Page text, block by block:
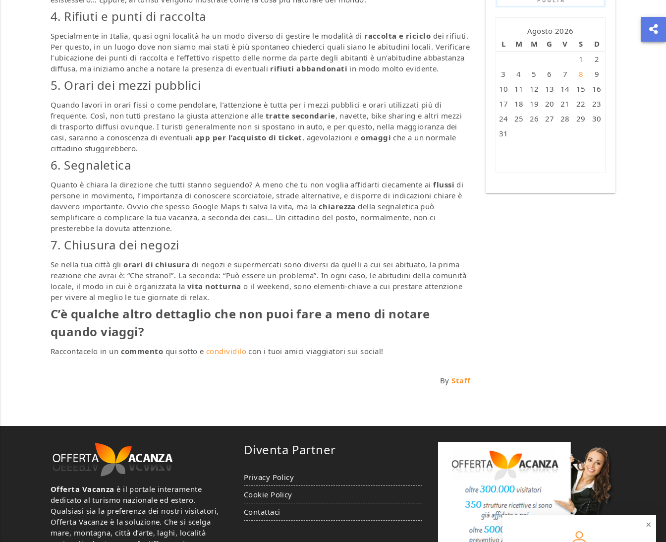
4. Rifiuti e punti di raccolta
Specialmente in Italia, quasi ogni località ha un modo diverso di gestire le modalità di raccolta e riciclo dei rifiuti.
Per questo, in un luogo dove non siamo mai stati è più spontaneo chiederci quali siano le abitudini locali. Verificare
l’ubicazione dei punti di raccolta e l’effettivo rispetto delle norme da parte degli abitanti è un’abitudine abbastanza
diffusa, ma iniziamo anche a notare la presenza di eventuali rifiuti abbandonati in modo molto evidente.
5. Orari dei mezzi pubblici
Quando lavori in orari fissi o come pendolare, l’attenzione è tutta per i mezzi pubblici e orari utilizzati più di
frequente. Così, non tutti prestano la giusta attenzione alle tratte secondarie, navette, bike sharing e altri mezzi
di trasporto diffusi ovunque. I turisti generalmente non si spostano in auto, e per questo, nella maggioranza dei
casi, saranno a conoscenza di eventuali app per l’acquisto di ticket, agevolazioni eomaggi che a un normale
cittadino sfuggirebbero.
6. Segnaletica
Quanto è chiara la direzione che tutti stanno seguendo? A meno che tu non voglia affidarti ciecamente aiflussi di
persone in movimento, l’importanza di conoscere scorciatoie, strade alternative, e disporre di indicazioni chiare è
davvero importante. Ovvio che spesso Google Maps ti salva la vita, ma la chiarezza della segnaletica può
semplificare o complicare la tua vacanza, a seconda dei casi… Un cittadino del posto, normalmente, non ci
presterebbe la dovuta attenzione.
7. Chiusura dei negozi
Se nella tua città gli orari di chiusura di negozi e supermercati sono diversi da quelli a cui sei abituato, la prima
reazione che avrai è: “Che strano!”. La seconda: “Può essere un problema”. In ogni caso, le abitudini della comunità
locale, il modo in cui è organizzata la vita notturna o il weekend, sono elementi-chiave a cui prestare attenzione
per vivere al meglio le tue giornate di relax.
C’è qualche altro dettaglio che non puoi fare a meno di notare
quando viaggi?
Raccontacelo in un commento qui sotto econdividilocon i tuoi amici viaggiatori sui social!
ByStaff
Agosto 2026
L
M M G V S
D
1
2
3
4 5 6 7 8
9
10
11 12 13 14 15
16
17
18 19 20 21 22
23
24
25 26 27 28 29
30
31
Offerta Vacanza è il portale interamente
dedicato al turismo nazionale ed estero.
Qualsiasi sia la preferenza dei nostri visitatori,
Offerta Vacanze è la soluzione. Che si scelga
mare, montagna, città d’arte, laghi, località
Diventa Partner
Privacy Policy
Cookie Policy
Contattaci
×